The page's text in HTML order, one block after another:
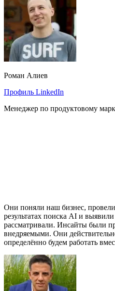
Роман Алиев
Профиль LinkedIn
Менеджер по продуктовому
Они поняли наш бизнес,
результатах поиска AI и
рассматривали. Инсайты были
внедряемыми. Они
определённо будем работать